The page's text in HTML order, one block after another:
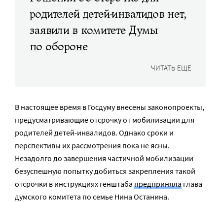
родителей детей-инвалидов нет,
заявили в комитете Думы
по обороне
ЧИТАТЬ ЕЩЕ
В настоящее время в Госдуму внесены законопроекты,
предусматривающие отсрочку от мобилизации для
родителей детей-инвалидов. Однако сроки и
перспективы их рассмотрения пока не ясны.
Незадолго до завершения частичной мобилизации
безуспешную попытку добиться закрепления такой
отсрочки в инструкциях генштаба предприняла глава
думского комитета по семье Нина Останина.